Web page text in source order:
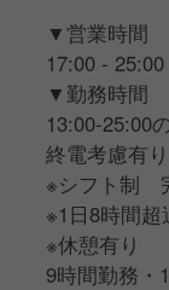
▼営業時間
17:00 - 25:00
▼勤務時間
13:00-25:00
終電考慮有り
※シフト制
※1日8時間
※休憩有り
9時間勤務・